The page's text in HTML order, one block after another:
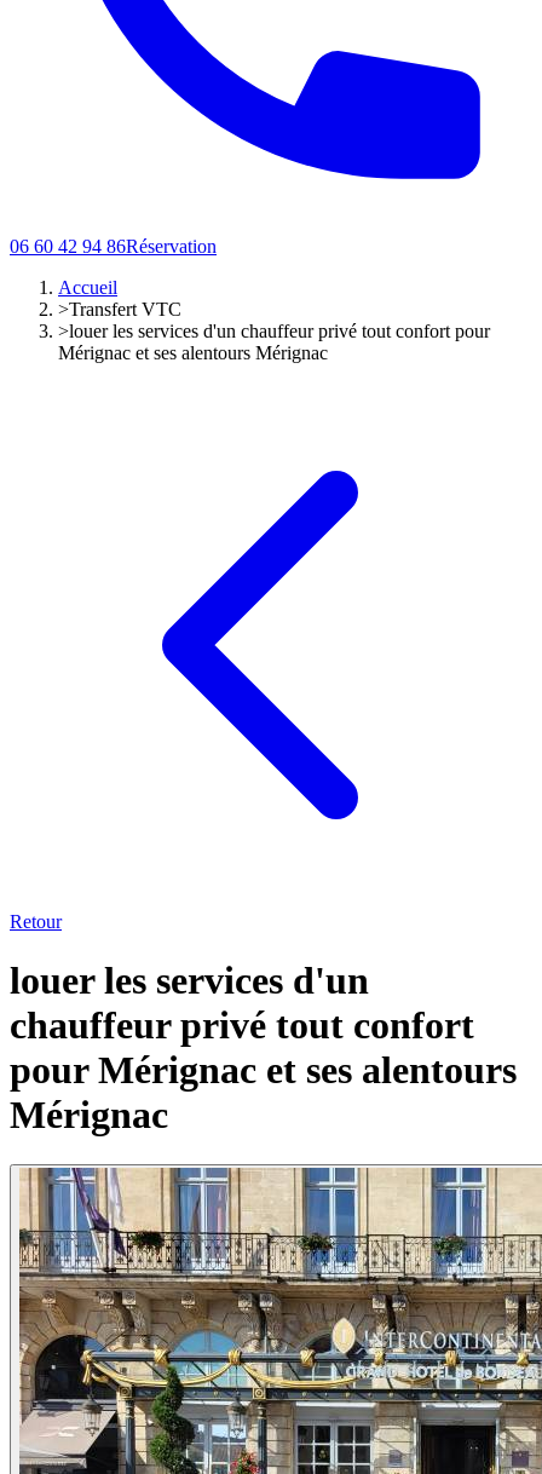
06 60 42 94 86Réservation
Accueil
>Transfert VTC
>louer les services d'un chauffeur privé tout confort pour
Mérignac et ses alentours Mérignac
Retour
louer les services d'un
chauffeur privé tout confort
pour Mérignac et ses alentours
Mérignac